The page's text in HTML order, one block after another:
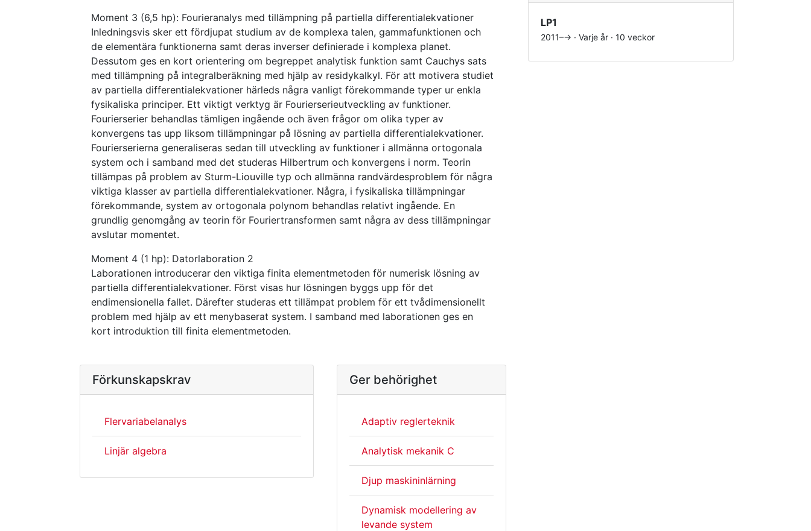
Moment 3 (6,5 hp): Fourieranalys med tillämpning på partiella differentialekvationer
Inledningsvis sker ett fördjupat studium av de komplexa talen, gammafunktionen och
de elementära funktionerna samt deras inverser definierade i komplexa planet.
Dessutom ges en kort orientering om begreppet analytisk funktion samt Cauchys sats
med tillämpning på integralberäkning med hjälp av residykalkyl. För att motivera studiet
av partiella differentialekvationer härleds några vanligt förekommande typer ur enkla
fysikaliska principer. Ett viktigt verktyg är Fourierserieutveckling av funktioner.
Fourierserier behandlas tämligen ingående och även frågor om olika typer av
konvergens tas upp liksom tillämpningar på lösning av partiella differentialekvationer.
Fourierserierna generaliseras sedan till utveckling av funktioner i allmänna ortogonala
system och i samband med det studeras Hilbertrum och konvergens i norm. Teorin
tillämpas på problem av Sturm-Liouville typ och allmänna randvärdesproblem för några
viktiga klasser av partiella differentialekvationer. Några, i fysikaliska tillämpningar
förekommande, system av ortogonala polynom behandlas relativt ingående. En
grundlig genomgång av teorin för Fouriertransformen samt några av dess tillämpningar
avslutar momentet.
Moment 4 (1 hp): Datorlaboration 2
Laborationen introducerar den viktiga finita elementmetoden för numerisk lösning av
partiella differentialekvationer. Först visas hur lösningen byggs upp för det
endimensionella fallet. Därefter studeras ett tillämpat problem för ett tvådimensionellt
problem med hjälp av ett menybaserat system. I samband med laborationen ges en
kort introduktion till finita elementmetoden.
Förkunskapskrav
Flervariabelanalys
Linjär algebra
Ger behörighet
Adaptiv reglerteknik
Analytisk mekanik C
Djup maskininlärning
Dynamisk modellering av
levande system
LP1
2011–→ · Varje år · 10 veckor